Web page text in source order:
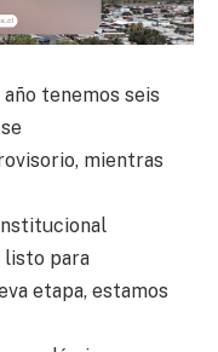
tenemos seis
mientras
listo para
etapa, estamos